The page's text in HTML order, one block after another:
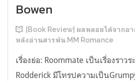
Bowen
[Book Review] ผลพลอยได้จากอ
หลังอ่านสารพัน MM Romance
เรื่องย่อ: Roommate เป็นเรื่องราว
Rodderick มีโทรปความเป็น